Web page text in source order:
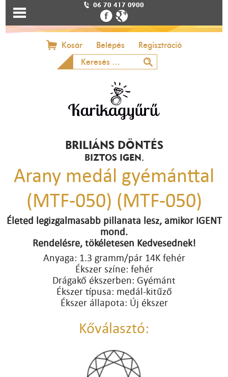
06 70 417 0900
Kosár Belépés Regisztráció
BRILIÁNS DÖNTÉS
BIZTOS IGEN.
Arany medál gyémánttal
(MTF-050) (MTF-050)
Életed legizgalmasabb pillanata lesz, amikor IGENT
mond.
Rendelésre, tökéletesen Kedvesednek!
Anyaga: 1.3 gramm/pár 14K fehér
Ékszer színe: fehér
Drágakő ékszerben: Gyémánt
Ékszer típusa: medál-kitűző
Ékszer állapota: Új ékszer
Kőválasztó: